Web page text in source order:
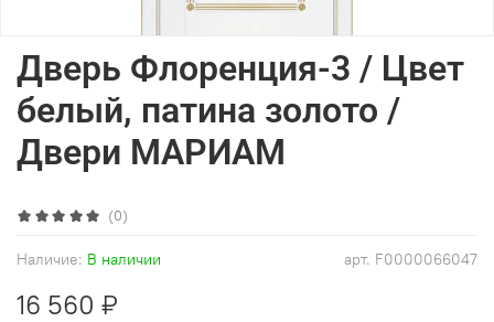
(0)
арт. F0000066047
Наличие: В наличии
Дверь Флоренция-3 / Цвет
белый, патина золото /
Двери МАРИАМ
16 560 ₽